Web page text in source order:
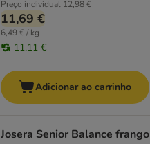
Preço individual 12,98 €
11,69 €
6,49 € / kg
11,11 €
Adicionar ao carrinho
Josera Senior Balance frango